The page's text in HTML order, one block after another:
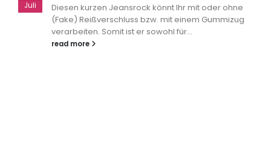
Juli
Diesen kurzen Jeansrock könnt Ihr mit oder ohne
(Fake) Reißverschluss bzw. mit einem Gummizug
verarbeiten. Somit ist er sowohl für...
read more